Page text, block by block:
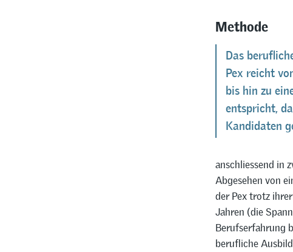
Methode
Das
Pex reicht
bis hin zu
entspricht,
Kandidaten
anschliessend in
Abgesehen von
der Pex trotz
Jahren (die
Berufserfahrung
berufliche